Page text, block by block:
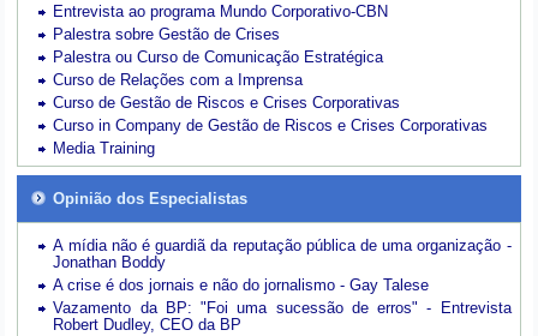
Entrevista ao programa Mundo Corporativo-CBN
Palestra sobre Gestão de Crises
Palestra ou Curso de Comunicação Estratégica
Curso de Relações com a Imprensa
Curso de Gestão de Riscos e Crises Corporativas
Curso in Company de Gestão de Riscos e Crises Corporativas
Media Training
Opinião dos Especialistas
A mídia não é guardiã da reputação pública de uma organização -
Jonathan Boddy
A crise é dos jornais e não do jornalismo - Gay Talese
Vazamento da BP: "Foi uma sucessão de erros" - Entrevista
Robert Dudley, CEO da BP